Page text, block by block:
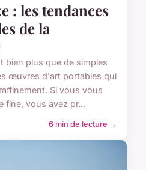
: les tendances
de la
bien plus que de simples
œuvres d'art portables qui
Si vous vous
fine, vous avez pr...
6 min de lecture →